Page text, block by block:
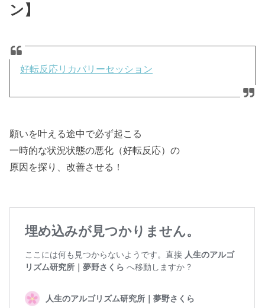
ン】
好転反応リカバリーセッション
願いを叶える途中で必ず起こる
一時的な状況状態の悪化（好転反応）の
原因を探り、改善させる！